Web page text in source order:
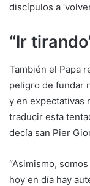
discípulos a
“Ir
También el Papa
peligro de fundar
y en expectativas
traducir esta
decía san Pier
“Asimismo,
hoy en día hay